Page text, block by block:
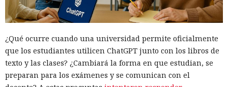
¿Qué ocurre cuando una universidad permite oficialmente
que los estudiantes utilicen ChatGPT junto con los libros de
texto y las clases? ¿Cambiará la forma en que estudian, se
preparan para los exámenes y se comunican con el